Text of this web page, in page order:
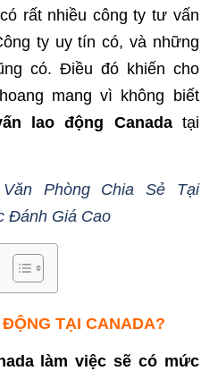
rất nhiều công ty tư vấn
ty uy tín có, và những
có. Điều đó khiến cho
mang vì không biết
lao động Canadatại
Phòng Chia Sẻ Tại
Đánh Giá Cao
TẠI CANADA?
làm việc sẽ có mức